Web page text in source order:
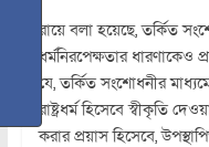
রায়ে বলা হয়েছে, তর্কিত
ধর্মনিরপেক্ষতার
যে, তর্কিত সংশোধনীর
রাষ্ট্রধর্ম হিসেবে স্বীকৃতি
করার প্রয়াস হিসেবে,